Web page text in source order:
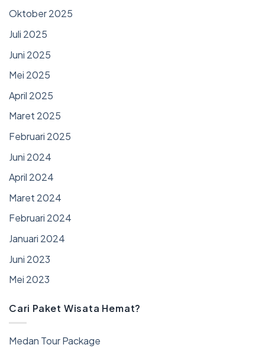
Oktober 2025
Juli 2025
Juni 2025
Mei 2025
April 2025
Maret 2025
Februari 2025
Juni 2024
April 2024
Maret 2024
Februari 2024
Januari 2024
Juni 2023
Mei 2023
Cari Paket Wisata Hemat?
Medan Tour Package